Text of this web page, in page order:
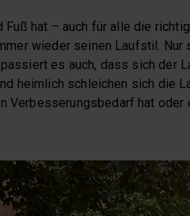
hat – auch für alle die
wieder seinen Laufstil. Nur
es auch, dass sich der
heimlich schleichen sich die
Verbesserungsbedarf hat oder